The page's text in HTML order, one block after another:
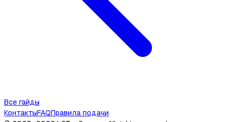
Все гайды
КонтактыFAQПравила подачи